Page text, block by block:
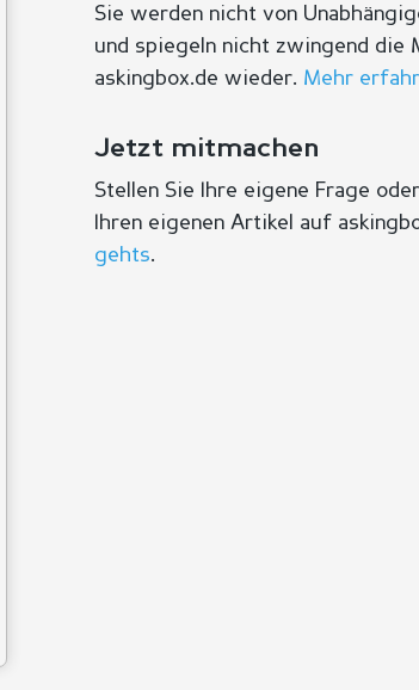
Sie werden nicht von
und spiegeln nicht zwingend die
askingbox.de wieder. Mehr
Jetzt mitmachen
Stellen Sie Ihre eigene Frage
Ihren eigenen Artikel auf
gehts.